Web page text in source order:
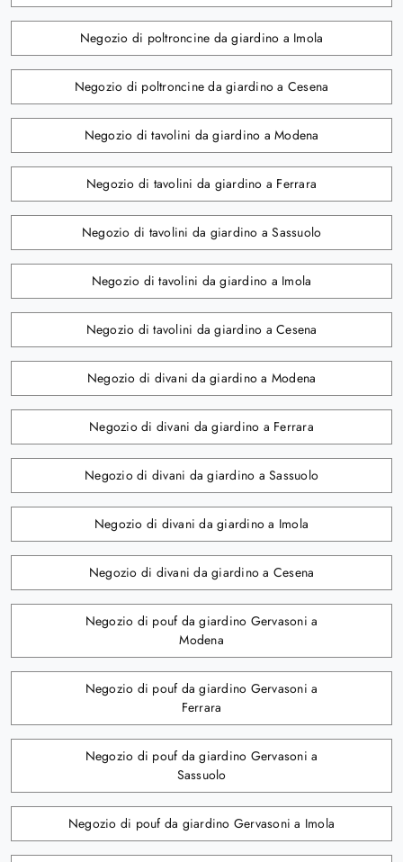
Negozio di poltroncine da giardino a Imola
Negozio di poltroncine da giardino a Cesena
Negozio di tavolini da giardino a Modena
Negozio di tavolini da giardino a Ferrara
Negozio di tavolini da giardino a Sassuolo
Negozio di tavolini da giardino a Imola
Negozio di tavolini da giardino a Cesena
Negozio di divani da giardino a Modena
Negozio di divani da giardino a Ferrara
Negozio di divani da giardino a Sassuolo
Negozio di divani da giardino a Imola
Negozio di divani da giardino a Cesena
Negozio di pouf da giardino Gervasoni a
Modena
Negozio di pouf da giardino Gervasoni a
Ferrara
Negozio di pouf da giardino Gervasoni a
Sassuolo
Negozio di pouf da giardino Gervasoni a Imola